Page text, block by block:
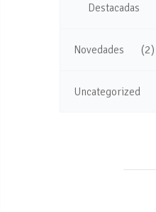
Destacadas
Novedades (2)
Uncategorized